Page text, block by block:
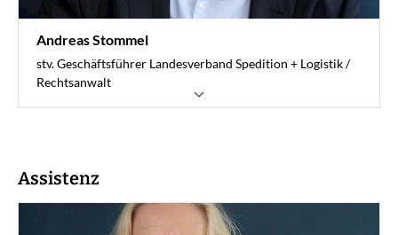
Andreas Stommel
stv. Geschäftsführer Landesverband Spedition + Logistik /
Rechtsanwalt
Schifffahrt- und HafenLogistik
KLV
ArbeitsrechtServices
0211 7347-813
Assistenz